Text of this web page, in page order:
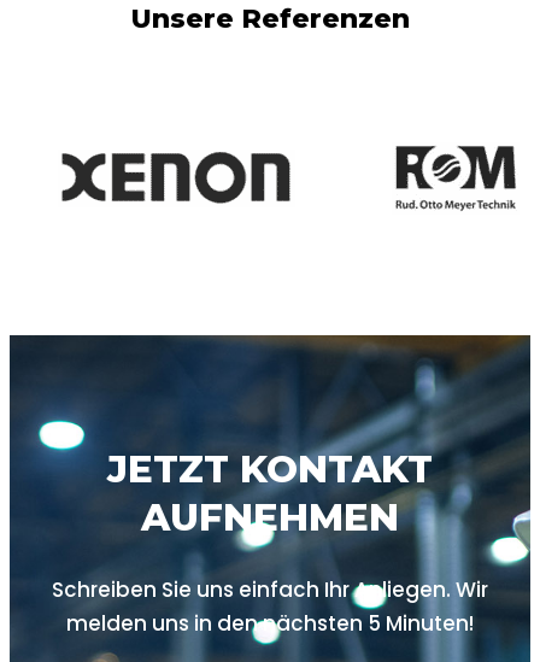
Unsere Referenzen
JETZT KONTAKT
AUFNEHMEN
Schreiben Sie uns einfach Ihr Anliegen. Wir
melden uns in den nächsten 5 Minuten!